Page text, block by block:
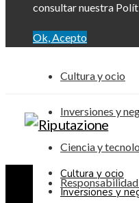
consultar nuestra
Ok, Acepto
Cultura y ocio
Inversiones y
Ciencia y
Cultura y ocio
Inversiones y